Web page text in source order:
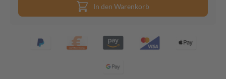
In den Warenkorb